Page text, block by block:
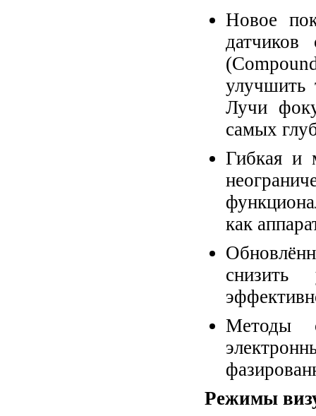
Новое
датчиков
улучшить
Лучи
самых
Гибкая и
как
снизить
Методы
Режимы